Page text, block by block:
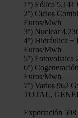
1º) Eólica
2º) Ciclos
Euros/Mwh
3º) Nuclear
4º) Hidráulica +
Euros/Mwh
5º) Fotovoltaica
6º)
Euros/Mwh
7º) Varios 962
TOTAL,
Exportación